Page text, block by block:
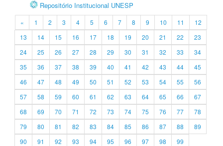
Repositório Institucional UNESP
« 1 2 3 4 5 6 7 8 9 10 11
12
13
14 15 16 17 18 19 20 21 22
23
24
25 26 27 28 29 30 31 32 33
34
35
36 37 38 39 40 41 42 43 44
45
46
47 48 49 50 51 52 53 54 55
56
57
58 59 60 61 62 63 64 65 66
67
68
69 70 71 72 73 74 75 76 77
78
79
80 81 82 83 84 85 86 87 88
89
90
91 92 93 94 95 96 97 98
99